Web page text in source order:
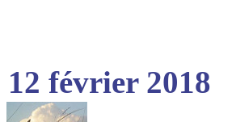
12 février 2018